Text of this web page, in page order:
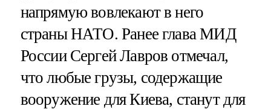
напрямую вовлекают в него
страны НАТО. Ранее глава МИД
России Сергей Лавров отмечал,
что любые грузы, содержащие
вооружение для Киева, станут для